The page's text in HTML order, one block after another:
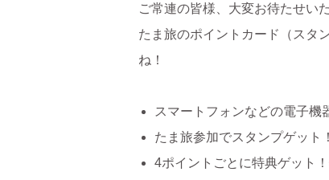
ご常連の皆様、大変お待たせい
たま旅のポイントカード（スタ
ね！
スマートフォンなどの電子機
たま旅参加でスタンプゲット
4ポイントごとに特典ゲット